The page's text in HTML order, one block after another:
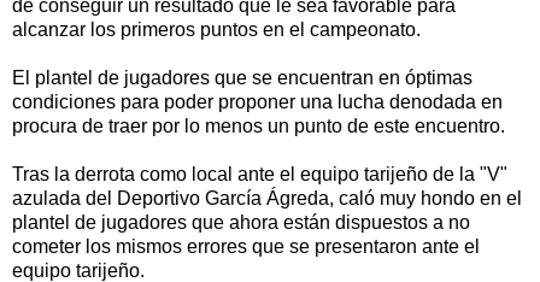
de conseguir un resultado que le sea favorable para
alcanzar los primeros puntos en el campeonato.
El plantel de jugadores que se encuentran en óptimas
condiciones para poder proponer una lucha denodada en
procura de traer por lo menos un punto de este encuentro.
Tras la derrota como local ante el equipo tarijeño de la "V"
azulada del Deportivo García Ágreda, caló muy hondo en el
plantel de jugadores que ahora están dispuestos a no
cometer los mismos errores que se presentaron ante el
equipo tarijeño.